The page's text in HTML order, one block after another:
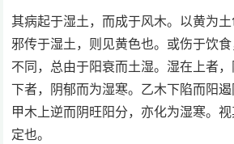
其病起于湿土，而成于风木。以黄为
邪传于湿土，则见黄色也。或伤于饮
不同，总由于阳衰而土湿。湿在上者
下者，阴郁而为湿寒。乙木下陷而阳遏
甲木上逆而阴旺阳分，亦化为湿寒。
定也。